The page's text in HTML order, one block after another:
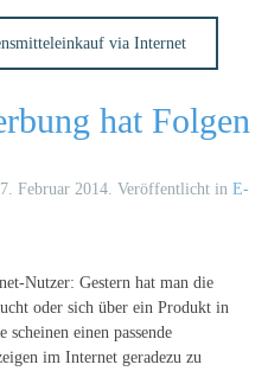
via Internet
hat Folgen
Februar 2014 . Veröffentlicht in E-
Nutzer: Gestern hat man die
oder sich über ein Produkt in
einen passende
im Internet geradezu zu